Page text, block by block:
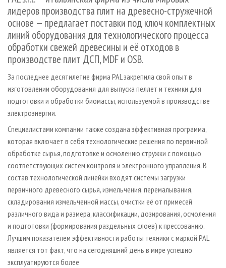
СУШКА ДРЕВЕСИНЫ
ПРОИЗВОДСТВО ДРЕВЕСНЫХ ПЛИТ
ДЕРЕВЯННОЕ ДОМОСТРОЕНИЕ
ПРОИЗВОДСТВО МЕБЕЛИ
БИОЭНЕРГЕТИКА
ЦБП
ИНСТРУМЕНТ И МАТЕРИАЛЫ
ПЕРСОНЫ
МОБИЛЬНЫЕ ВЫСТАВКИ
ОФИЦИАЛЬНЫЕ ДЕЛЕГАЦИИ
ПРИОРИТЕТНЫЕ ИНВЕСТПРОЕКТЫ
RUSSIAN FORESTRY REVIEW
ГАЗЕТА ЛЕСПРОМФОРУМ
БИБЛИОТЕКА СПЕЦИАЛИСТА
КОНТАКТЫ
РЕКЛАМА
РЕКЛАМА НА САЙТЕ
лидеров производства плит на древесно-стружечной
основе — предлагает поставки под ключ комплектных
линий оборудования для технологического процесса
обработки свежей древесины и её отходов в
производстве плит ДСП, MDF и OSB.
За последнее десятилетие фирма PAL закрепила свой опыт в
изготовлении оборудования для выпуска пеллет и техники для
подготовки и обработки биомассы, используемой в производстве
электроэнергии.
Специалистами компании также создана эффективная программа,
которая включает в себя технологические решения по первичной
обработке сырья, подготовке и осмолению стружки с помощью
соответствующих систем контроля и электронного управления. В
состав технологической линейки входят системы загрузки
первичного древесного сырья, измельчения, перемалывания,
складирования измельченной массы, очистки её от примесей
различного вида и размера, классификации, дозирования, осмоления
и подготовки (формирования раздельных слоев) к прессованию.
Лучшим показателем эффективности работы техники с маркой PAL
является тот факт, что на сегодняшний день в мире успешно
эксплуатируются более